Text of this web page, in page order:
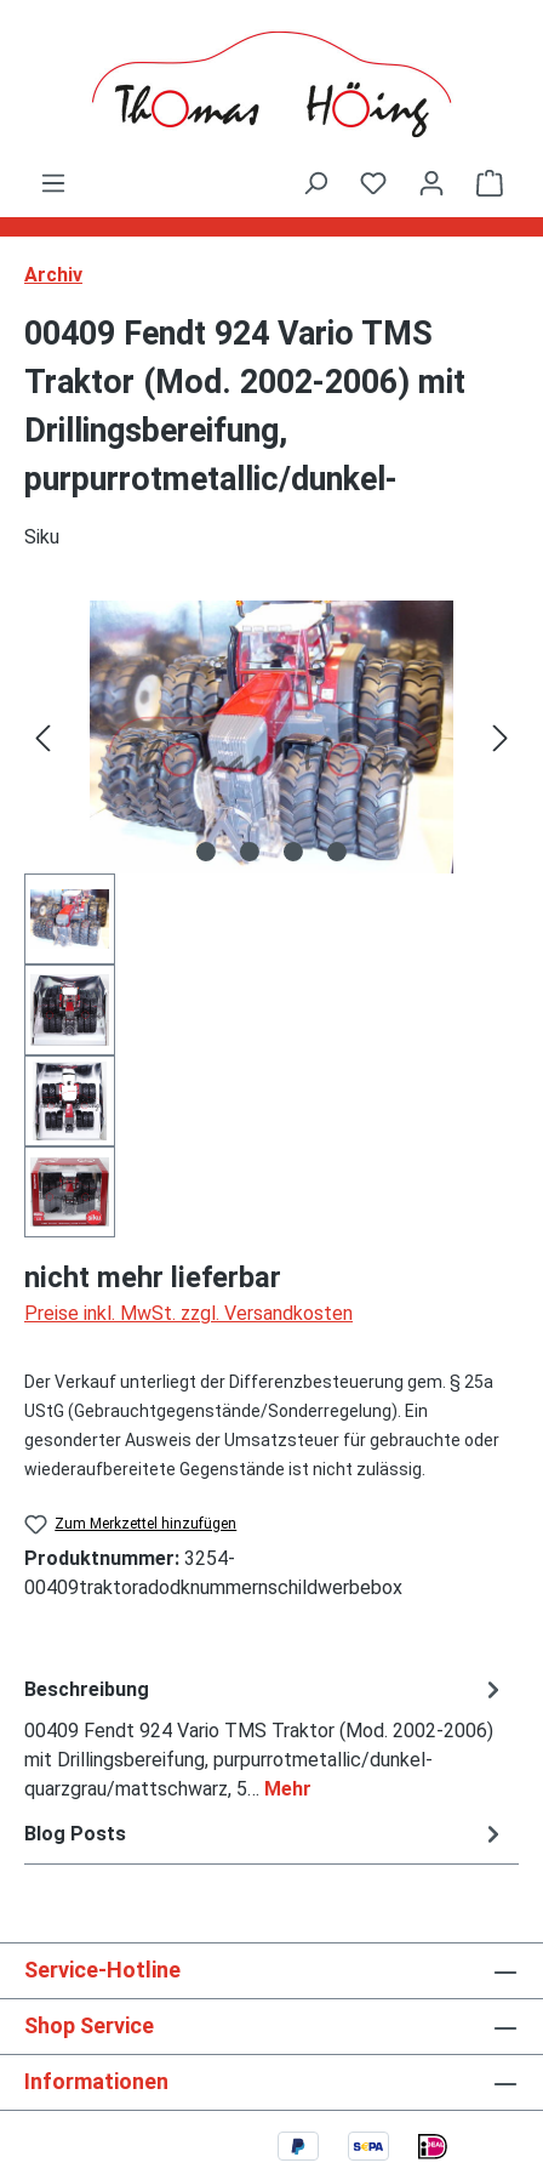
Archiv
00409 Fendt 924 Vario TMS
Traktor (Mod. 2002-2006) mit
Drillingsbereifung,
purpurrotmetallic/dunkel-
Siku
Bildergalerie überspringen
nicht mehr lieferbar
Preise inkl. MwSt. zzgl. Versandkosten
Der Verkauf unterliegt der Differenzbesteuerung gem. § 25a
UStG (Gebrauchtgegenstände/Sonderregelung). Ein
gesonderter Ausweis der Umsatzsteuer für gebrauchte oder
wiederaufbereitete Gegenstände ist nicht zulässig.
Zum Merkzettel hinzufügen
Produktnummer: 3254-
00409traktoradodknummernschildwerbebox
Beschreibung
00409 Fendt 924 Vario TMS Traktor (Mod. 2002-2006)
mit Drillingsbereifung, purpurrotmetallic/dunkel-
quarzgrau/mattschwarz, 5… Mehr
Blog Posts
Service-Hotline
Shop Service
Informationen